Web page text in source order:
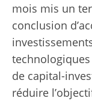
mois mis un
conclusion
de capital-
réduire